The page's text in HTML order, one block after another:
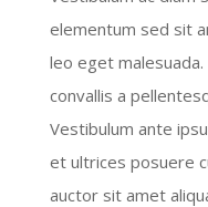
elementum sed sit
leo eget
convallis a
Vestibulum ante
et ultrices posuere
auctor sit amet